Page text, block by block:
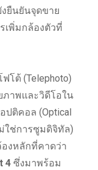
ยืนยันจุดขาย
พิ่มกล้องตัวที่
โต้ (Telephoto)
ภาพและวิดีโอใน
ปติคอล (Optical
ใช่การซูมดิจิทัล)
องหลักที่คาดว่า
4ซึ่งมาพร้อม